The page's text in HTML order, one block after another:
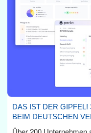
DAS IST DER
BEIM DEUTSCHEN